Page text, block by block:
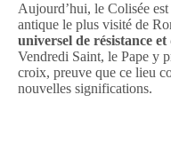
Aujourd’hui, le Colisée
antique le plus visité de
universel de résistance
Vendredi Saint, le Pape y
croix, preuve que ce lieu
nouvelles significations.